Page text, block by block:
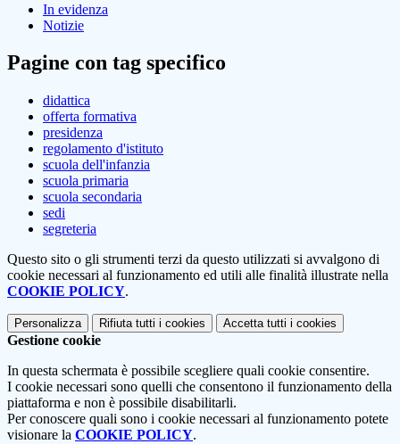
In evidenza
Notizie
Pagine con tag specifico
didattica
offerta formativa
presidenza
regolamento d'istituto
scuola dell'infanzia
scuola primaria
scuola secondaria
sedi
segreteria
Questo sito o gli strumenti terzi da questo utilizzati si avvalgono di
cookie necessari al funzionamento ed utili alle finalità illustrate nella
COOKIE POLICY.
Personalizza Rifiuta tutti i cookies Accetta tutti i cookies
Gestione cookie
In questa schermata è possibile scegliere quali cookie consentire.
I cookie necessari sono quelli che consentono il funzionamento della
piattaforma e non è possibile disabilitarli.
Per conoscere quali sono i cookie necessari al funzionamento potete
visionare la COOKIE POLICY.